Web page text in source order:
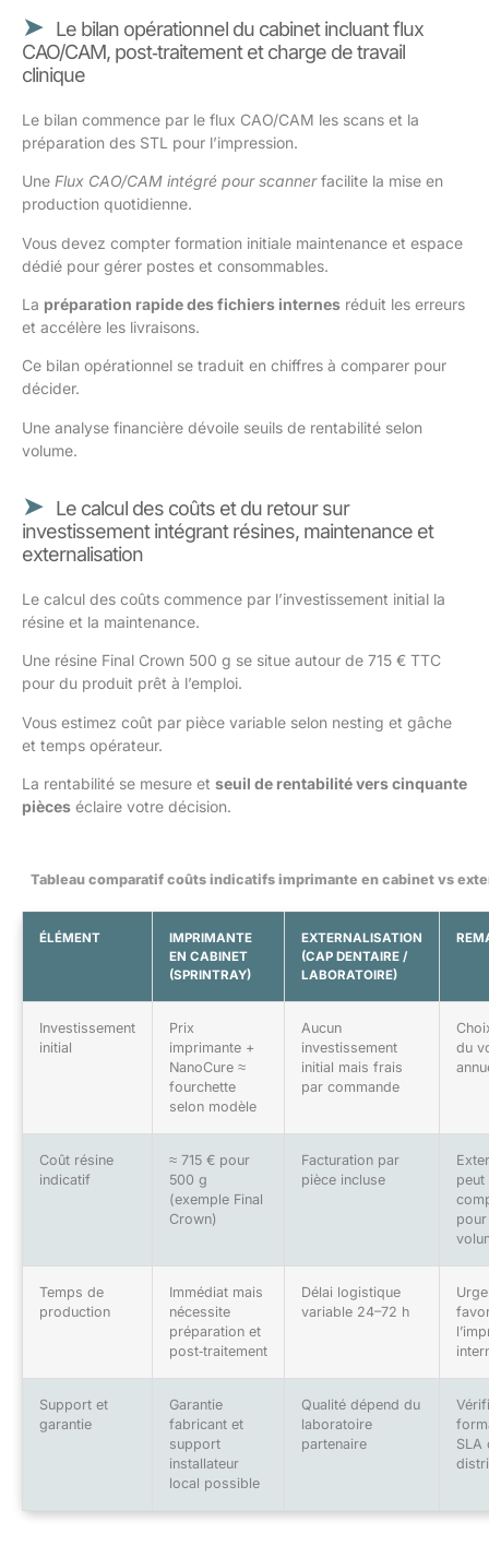
Le bilan opérationnel du cabinet incluant flux
CAO/CAM, post‑traitement et charge de travail
clinique
Le bilan commence par le flux CAO/CAM les scans et la
préparation des STL pour l’impression.
Une Flux CAO/CAM intégré pour scannerfacilite la mise en
production quotidienne.
Vous devez compter formation initiale maintenance et espace
dédié pour gérer postes et consommables.
La préparation rapide des fichiers internes réduit les erreurs
et accélère les livraisons.
Ce bilan opérationnel se traduit en chiffres à comparer pour
décider.
Une analyse financière dévoile seuils de rentabilité selon
volume.
Le calcul des coûts et du retour sur
investissement intégrant résines, maintenance et
externalisation
Le calcul des coûts commence par l’investissement initial la
résine et la maintenance.
Une résine Final Crown 500 g se situe autour de 715 € TTC
pour du produit prêt à l’emploi.
Vous estimez coût par pièce variable selon nesting et gâche
et temps opérateur.
La rentabilité se mesure et seuil de rentabilité vers cinquante
pièces éclaire votre décision.
Tableau comparatif coûts indicatifs imprimante en cabinet vs
ÉLÉMENT
IMPRIMANTE
EN CABINET
(SPRINTRAY)
EXTERNALISATION
(CAP DENTAIRE /
LABORATOIRE)
Investissement
initial
Prix
imprimante +
NanoCure ≈
fourchette
selon modèle
Aucun
investissement
initial mais frais
par commande
du
Coût résine
indicatif
≈ 715 € pour
500 g
(exemple Final
Crown)
Facturation par
pièce incluse
peut
Temps de
production
Immédiat mais
nécessite
préparation et
post‑traitement
Délai logistique
variable 24–72 h
Support et
garantie
Garantie
fabricant et
support
installateur
local possible
Qualité dépend du
laboratoire
partenaire
SLA